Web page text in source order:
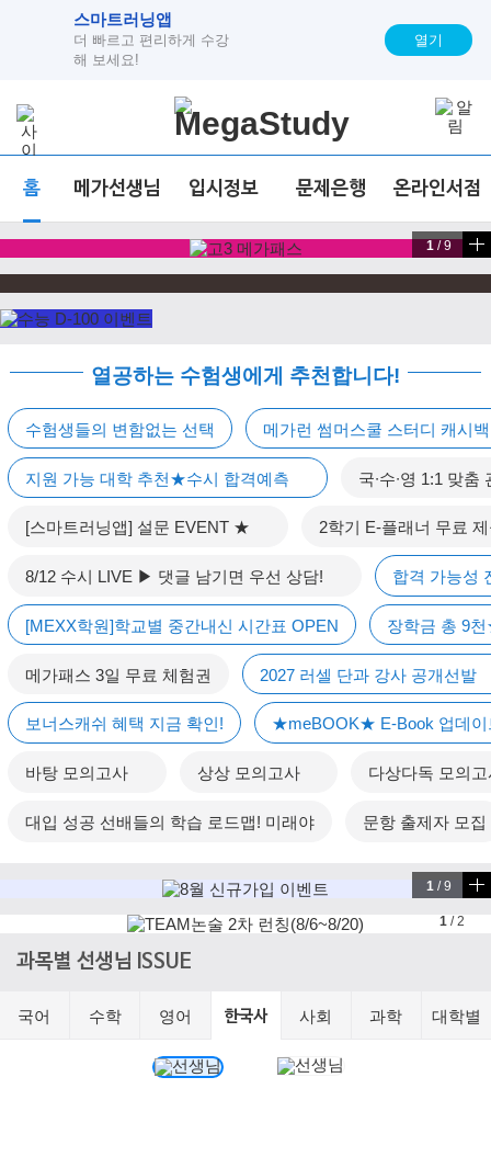
스마트러닝앱
더 빠르고 편리하게 수강
해 보세요!
열기
홈 메가선생님 입시정보 문제은행 온라인서점
1/9
열공하는 수험생에게 추천합니다!
수험생들의 변함없는 선택 메가런 썸머스쿨 스터디 캐시
지원 가능 대학 추천★수시 합격예측 국∙수∙영 1:1 맞
[스마트러닝앱] 설문 EVENT ★ 2학기 E-플래너 무료
8/12 수시 LIVE ▶ 댓글 남기면 우선 상담! 합격 가능성
[MEXX학원]학교별 중간내신 시간표 OPEN 장학금 총 9
메가패스 3일 무료 체험권 2027 러셀 단과 강사 공개선발
보너스캐쉬 혜택 지금 확인! ★meBOOK★ E-Book 업데
바탕 모의고사 상상 모의고사 다상다독 모의
대입 성공 선배들의 학습 로드맵! 미래야 문항 출제자 모집
1 /9
1 /2
과목별 선생님 ISSUE
국어 수학 영어 한국사 사회 과학 대학별